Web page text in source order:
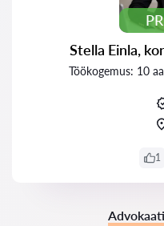
Stella Einla,
Töökogemus: 10
1